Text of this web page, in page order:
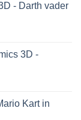
- Darth vader
3D -
Kart in